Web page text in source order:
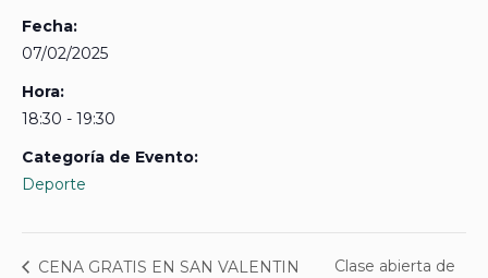
Fecha:
07/02/2025
Hora:
18:30 - 19:30
Categoría de Evento:
Deporte
CENA GRATIS EN SAN VALENTIN
Clase abierta de